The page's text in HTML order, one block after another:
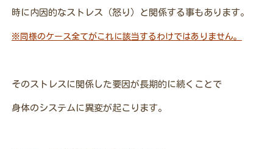
時に内因的なストレス（怒り）と関係する事もあります。
※同様のケース全てがこれに該当するわけではありません。
そのストレスに関係した要因が長期的に続くことで
身体のシステムに異変が起こります。